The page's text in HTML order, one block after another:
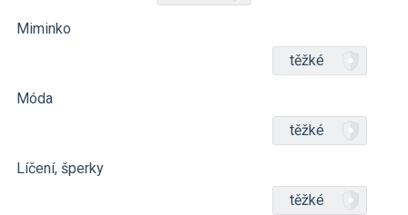
Miminko
těžké
Móda
těžké
Líčení, šperky
těžké